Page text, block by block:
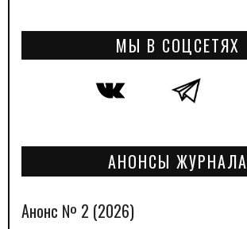
МЫ В СОЦСЕТЯХ
АНОНСЫ ЖУРНАЛА
Анонс № 2 (2026)